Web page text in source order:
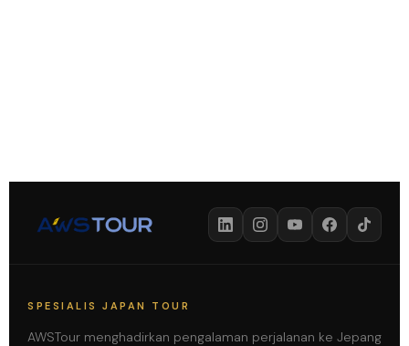
SPESIALIS JAPAN TOUR
AWSTour menghadirkan pengalaman perjalanan ke Jepang